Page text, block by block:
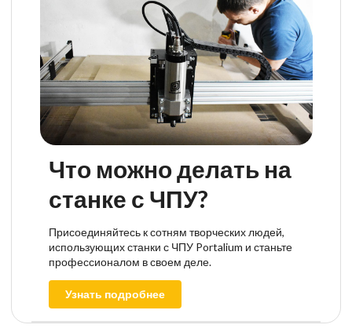
Что можно делать на
станке с ЧПУ?
Присоединяйтесь к сотням творческих людей,
использующих станки с ЧПУ Portalium и станьте
профессионалом в своем деле.
Узнать подробнее